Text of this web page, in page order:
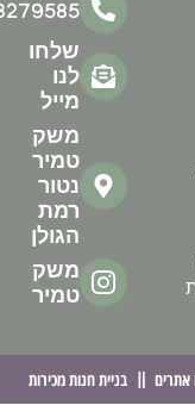
0538279585
שלחו
לנו
משק
טמיר
נטור
הגולן
משק
טמיר
בניית חנות מכירות